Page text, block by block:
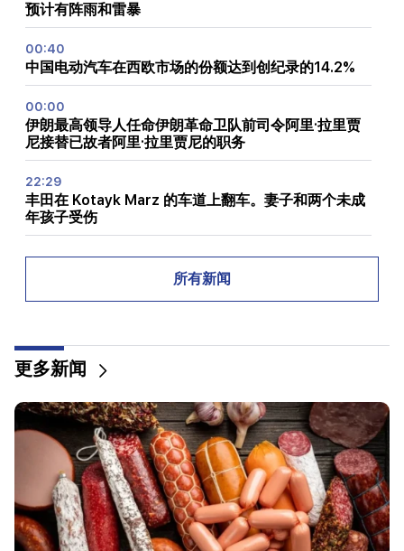
预计有阵雨和雷暴
00:40
中国电动汽车在西欧市场的份额达到创纪录的14.2%
00:00
伊朗最高领导人任命伊朗革命卫队前司令阿里·拉里贾
尼接替已故者阿里·拉里贾尼的职务
22:29
丰田在 Kotayk Marz 的车道上翻车。妻子和两个未成
年孩子受伤
22:12
伊朗最高精神领袖和国家总统会面
人收到消息
北约正处于其历史上最严重的危机之中。俄罗斯联邦外
交部
台风“海豚”袭击中国
19:34
胡塞武装袭击了也门的马哈港。至少七人死亡 - 媒体
所有新闻
更多新闻